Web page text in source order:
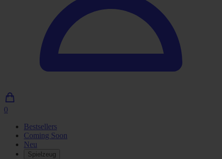
0
Einkaufswagen
Bestsellers
Coming Soon
Neu
Spielzeug